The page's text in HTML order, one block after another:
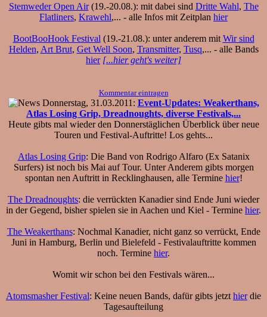
Stemweder Open Air(19.-20.08.): mit dabei sind Dritte Wahl, The
Flatliners, Krawehl,... - alle Infos mit Zeitplan hier
BootBooHook Festival (19.-21.08.): unter anderem mit Wir sind
Helden, Art Brut, Get Well Soon, Transmitter, Tusq,... - alle Bands
hier [...hier geht's weiter]
Kommentar eintragen
Donnerstag, 31.03.2011: Event-Updates: Weakerthans,
Atlas Losing Grip, Dreadnoughts, diverse Festivals,...
Heute gibts mal wieder den Donnerstäglichen Überblick über neue
Touren und Festival-Auftritte! Los gehts...
Atlas Losing Grip: Die Band von Rodrigo Alfaro (Ex Satanix
Surfers) ist noch bis Mai auf Tour. Unter Anderem gibts morgen
spontan nen Auftritt in Recklinghausen, alle Termine hier!
The Dreadnoughts: die verrückten Kanadier sind Ende Juni wieder
in der Gegend, bisher spielen sie in Aachen und Kiel - Termine hier.
The Weakerthans: Nochmal Kanadier, nicht ganz so verrückt, Ende
Juni in Hamburg, Berlin und Bielefeld - Festivalauftritte kommen
noch. Termine hier.
Womit wir schon bei den Festivals wären...
Atomsmasher Festival: Keine neuen Bands, dafür gibts jetzt hierdie
Tagesaufteilung